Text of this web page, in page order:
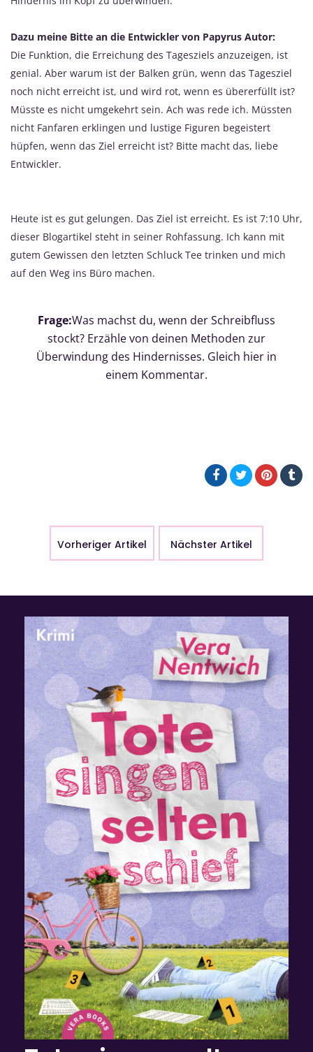
Dazu meine Bitte an die Entwickler von Papyrus Autor:
Die Funktion, die Erreichung des Tagesziels anzuzeigen, ist
genial. Aber warum ist der Balken grün, wenn das Tagesziel
noch nicht erreicht ist, und wird rot, wenn es übererfüllt ist?
Müsste es nicht umgekehrt sein. Ach was rede ich. Müssten
nicht Fanfaren erklingen und lustige Figuren begeistert
hüpfen, wenn das Ziel erreicht ist? Bitte macht das, liebe
Entwickler.
Heute ist es gut gelungen. Das Ziel ist erreicht. Es ist 7:10 Uhr,
dieser Blogartikel steht in seiner Rohfassung. Ich kann mit
gutem Gewissen den letzten Schluck Tee trinken und mich
auf den Weg ins Büro machen.
Frage:Was machst du, wenn der Schreibfluss
stockt? Erzähle von deinen Methoden zur
Überwindung des Hindernisses. Gleich hier in
einem Kommentar.
Vorheriger Artikel Nächster Artikel